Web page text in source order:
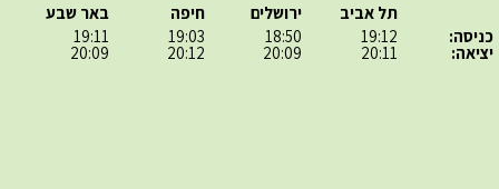
כניסה:
יציאה:
תל אביב
19:12
20:11
ירושלים
18:50
20:09
חיפה
19:03
20:12
באר שבע
19:11
20:09